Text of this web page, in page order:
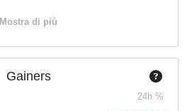
Mostra di più
Gainers
24h %